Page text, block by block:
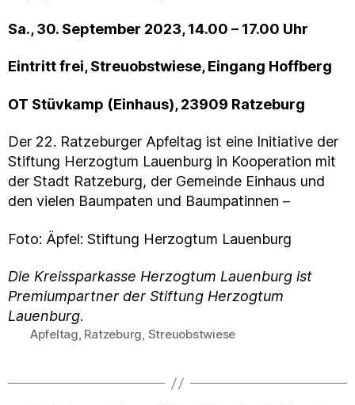
Sa., 30. September 2023, 14.00 – 17.00 Uhr
Eintritt frei, Streuobstwiese, Eingang Hoffberg
OT Stüvkamp (Einhaus), 23909 Ratzeburg
Der 22. Ratzeburger Apfeltag ist eine Initiative der
Stiftung Herzogtum Lauenburg in Kooperation mit
der Stadt Ratzeburg, der Gemeinde Einhaus und
den vielen Baumpaten und Baumpatinnen –
Foto: Äpfel: Stiftung Herzogtum Lauenburg
Die Kreissparkasse Herzogtum Lauenburg ist
Premiumpartner der Stiftung Herzogtum
Lauenburg.
Schlagwörter
Apfeltag, Ratzeburg, Streuobstwiese